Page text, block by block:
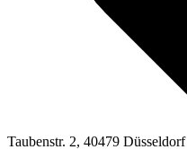
Taubenstr. 2, 40479 Düsseldorf